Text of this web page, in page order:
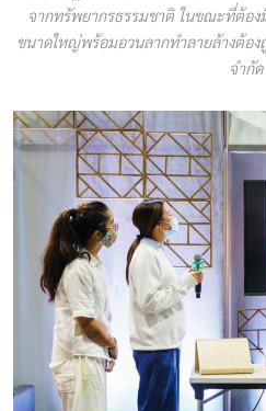
จากทรัพยากรธรรมชาติ ในขณะที่ต้อ
ขนาดใหญ่พร้อมอวนลากทำลายล้างต้อ
จำกัด